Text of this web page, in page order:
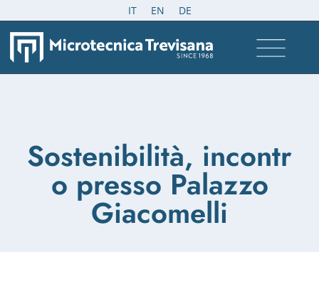
IT EN DE
Sostenibilità, incontr
o presso Palazzo
Giacomelli